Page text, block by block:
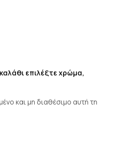
επιλέξτε χρώμα,
και μη διαθέσιμο αυτή τη